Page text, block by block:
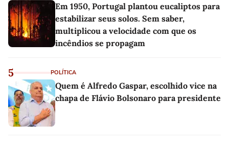
Em 1950, Portugal plantou eucaliptos para
estabilizar seus solos. Sem saber,
multiplicou a velocidade com que os
incêndios se propagam
5 POLÍTICA
Quem é Alfredo Gaspar, escolhido vice na
chapa de Flávio Bolsonaro para presidente